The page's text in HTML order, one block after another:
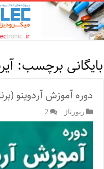
بایگانی برچسب:
دوره آموزش آردوینو
رپورتاژ‌ 2